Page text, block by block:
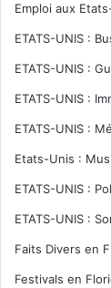
Emploi aux
ETATS-UNIS :
ETATS-UNIS :
ETATS-UNIS :
ETATS-UNIS :
Etats-Unis :
ETATS-UNIS :
ETATS-UNIS :
Faits Divers en
Festivals en